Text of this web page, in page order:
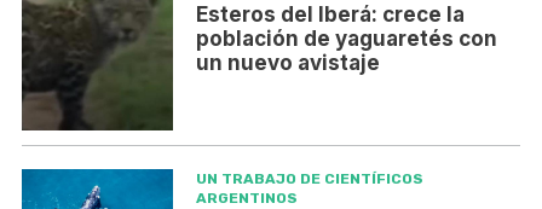
Esteros del Iberá: crece la
población de yaguaretés con
un nuevo avistaje
UN TRABAJO DE CIENTÍFICOS
ARGENTINOS